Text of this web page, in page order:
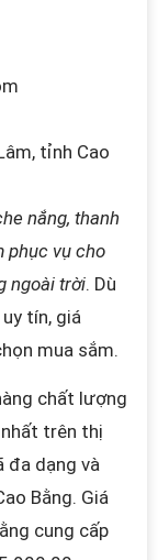
tỉnh Cao
nắng, thanh
phục vụ cho
ngoài trời. Dù
tín, giá
mua sắm.
chất lượng
trên thị
đa dạng và
Bằng. Giá
cung cấp